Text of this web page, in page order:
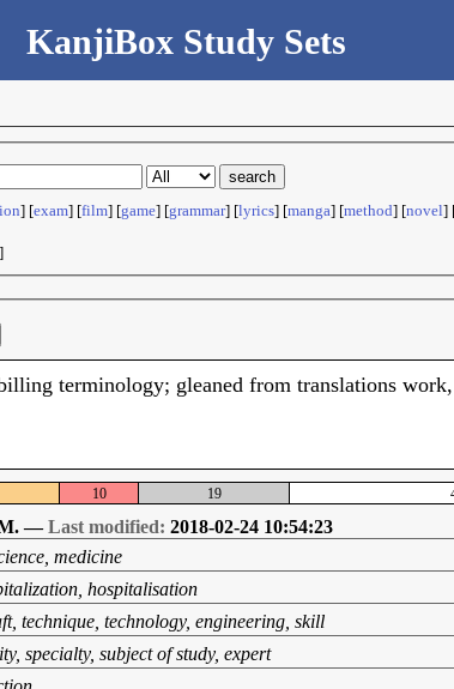
KanjiBox Study Sets
] [exam] [film] [game] [grammar] [lyrics] [manga] [method] [novel]
]
terminology; gleaned from translations
10 19
M. —Last modified: 2018-02-24 10:54:23
medicine
hospitalisation
technique, technology, engineering, skill
specialty, subject of study, expert